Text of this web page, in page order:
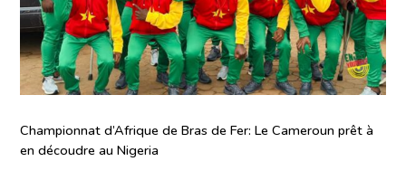
Championnat d’Afrique de Bras de Fer: Le Cameroun prêt à
en découdre au Nigeria